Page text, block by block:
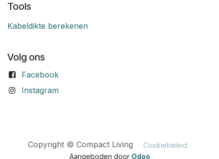
Tools
Kabeldikte berekenen
Volg ons
Facebook
Instagram
Copyright © Compact Living
Cookiebeleid
Aangeboden door Odoo